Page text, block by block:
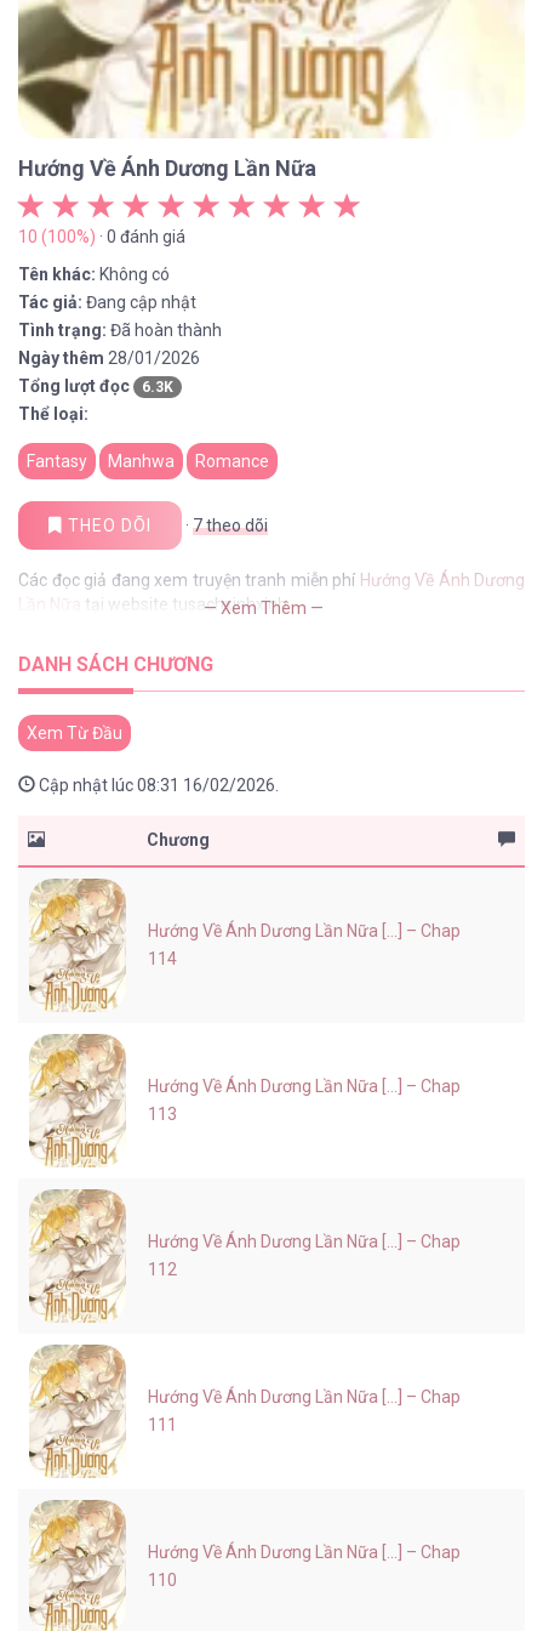
Hướng Về Ánh Dương Lần Nữa
10 (100%) · 0 đánh giá
Tên khác: Không có
Tác giả: Đang cập nhật
Tình trạng: Đã hoàn thành
Ngày thêm 28/01/2026
Tổng lượt đọc
6.3K
Thể loại:
Fantasy Manhwa Romance
THEO DÕI · 7theo dõi
Các đọc giả đang xem truyện tranh miễn phí Hướng Về Ánh Dương
tại website tusachxinhxinh
— Xem Thêm —
DANH SÁCH CHƯƠNG
Xem Từ Đầu
Cập nhật lúc 08:31 16/02/2026.
Chương
Hướng Về Ánh Dương Lần Nữa [...] – Chap
114
Hướng Về Ánh Dương Lần Nữa [...] – Chap
113
Hướng Về Ánh Dương Lần Nữa [...] – Chap
112
Hướng Về Ánh Dương Lần Nữa [...] – Chap
111
Hướng Về Ánh Dương Lần Nữa [...] – Chap
110